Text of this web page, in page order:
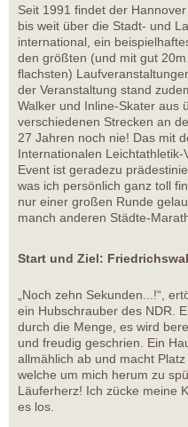
Seit 1991 findet der
bis weit über die Stadt- und
international, ein
den größten (und mit gut
flachsten)
der Veranstaltung stand
Walker und Inline-Skater aus
verschiedenen Strecken an
27 Jahren noch nie! Das mit
Internationalen
Event ist geradezu
was ich persönlich ganz toll
nur einer großen Runde
manch anderen Städte-
Start und Ziel:
„Noch zehn Sekunden...!“,
ein Hubschrauber des NDR.
durch die Menge, es wird
und freudig geschrien. Ein
allmählich ab und macht
welche um mich herum zu
Läuferherz! Ich zücke meine
es los.